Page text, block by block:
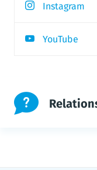
Instagram
YouTube